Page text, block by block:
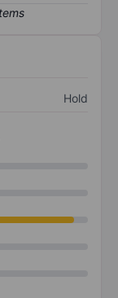
Hold